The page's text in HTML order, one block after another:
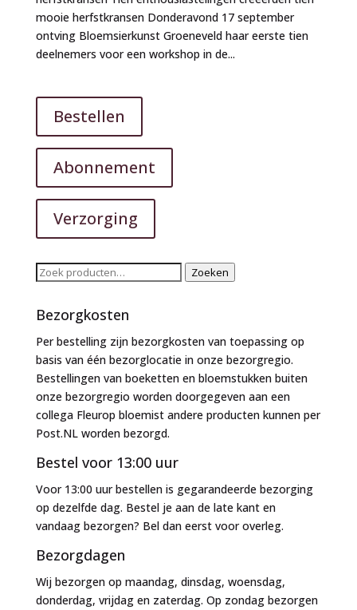
mooie herfstkransen Donderavond 17 september
ontving Bloemsierkunst Groeneveld haar eerste tien
deelnemers voor een workshop in de...
Bestellen
Abonnement
Verzorging
Zoeken
Zoeken
Bezorgkosten
Per bestelling zijn bezorgkosten van toepassing op
basis van één bezorglocatie in onze bezorgregio.
Bestellingen van boeketten en bloemstukken buiten
onze bezorgregio worden doorgegeven aan een
collega Fleurop bloemist andere producten kunnen per
Post.NL worden bezorgd.
Bestel voor 13:00 uur
Voor 13:00 uur bestellen is gegarandeerde bezorging
op dezelfde dag. Bestel je aan de late kant en
vandaag bezorgen? Bel dan eerst voor overleg.
Bezorgdagen
Wij bezorgen op maandag, dinsdag, woensdag,
donderdag, vrijdag en zaterdag. Op zondag bezorgen